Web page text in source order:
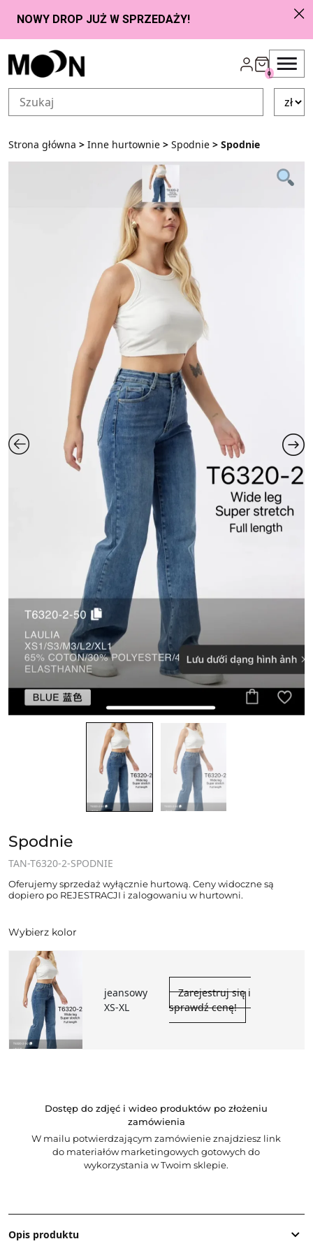
Przejdź do zawartości
0
Strona główna > Inne hurtownie > Spodnie > Spodnie
Spodnie
TAN-T6320-2-SPODNIE
Oferujemy sprzedaż wyłącznie hurtową. Ceny widoczne są
dopiero po REJESTRACJI i zalogowaniu w hurtowni.
Wybierz kolor
jeansowy
XS-XL
Zarejestruj się i
sprawdź cenę!
Dostęp do zdjęć i wideo produktów po złożeniu
zamówienia
W mailu potwierdzającym zamówienie znajdziesz link
do materiałów marketingowych gotowych do
wykorzystania w Twoim sklepie.
Opis produktu